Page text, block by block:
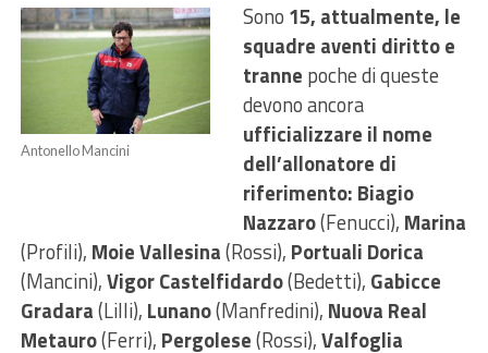
Antonello Mancini
Sono 15, attualmente, le
squadre aventi diritto e
tranne poche di queste
devono ancora
ufficializzare il nome
dell’allonatore di
riferimento: Biagio
Nazzaro(Fenucci), Marina
(Profili), Moie Vallesina(Rossi), Portuali Dorica
(Mancini),Vigor Castelfidardo(Bedetti), Gabicce
Gradara(Lilli), Lunano(Manfredini), Nuova Real
Metauro(Ferri), Pergolese(Rossi),Valfoglia